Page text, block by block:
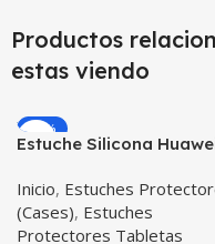
Productos
estas viendo
-12%
Estuche Silicona
Inicio, Estuches
(Cases), Estuches
Protectores Tabletas